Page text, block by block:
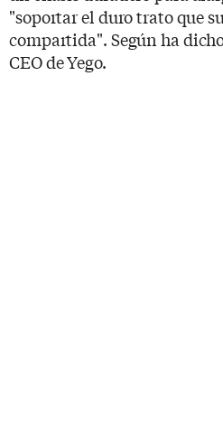
"soportar el duro trato que
compartida". Según ha
CEO de Yego.